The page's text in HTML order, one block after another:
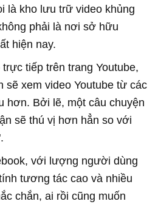
là kho lưu trữ video khủng
phải là nơi sở hữu
hiện nay.
tiếp trên trang Youtube,
sẽ xem video Youtube từ các
hơn. Bởi lẽ, một câu chuyện
sẽ thú vị hơn hẳn so với
với lượng người dùng
tương tác cao và nhiều
chắn, ai rồi cũng muốn